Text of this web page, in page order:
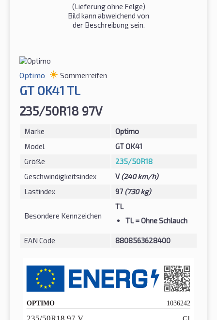
(Lieferung ohne Felge)
Bild kann abweichend von
der Beschreibung sein.
Optimo Sommerreifen
GT OK41 TL
235/50R18 97V
Marke
Optimo
Model
GT OK41
Größe
235/50R18
Geschwindigkeitsindex
V(240 km/h)
Lastindex
97 (730 kg)
Besondere Kennzeichen
TL
TL= Ohne Schlauch
EAN Code 8808563628400